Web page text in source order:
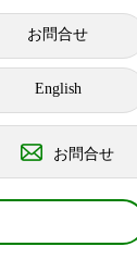
お問合せ
English
お問合せ